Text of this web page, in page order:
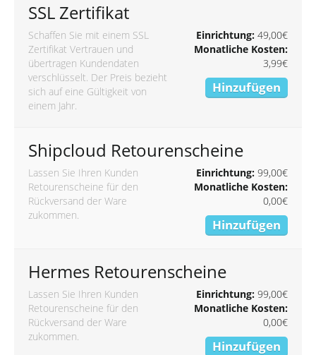
SSL Zertifikat
Schaffen Sie mit einem SSL
Zertifikat Vertrauen und
übertragen Kundendaten
verschlüsselt. Der Preis bezieht
sich auf eine Gültigkeit von
einem Jahr.
Einrichtung:49,00€
Monatliche Kosten:
3,99€
Hinzufügen
Shipcloud Retourenscheine
Lassen Sie Ihren Kunden
Retourenscheine für den
Rückversand der Ware
zukommen.
Einrichtung:99,00€
Monatliche Kosten:
0,00€
Hinzufügen
Hermes Retourenscheine
Lassen Sie Ihren Kunden
Retourenscheine für den
Rückversand der Ware
zukommen.
Einrichtung:99,00€
Monatliche Kosten:
0,00€
Hinzufügen